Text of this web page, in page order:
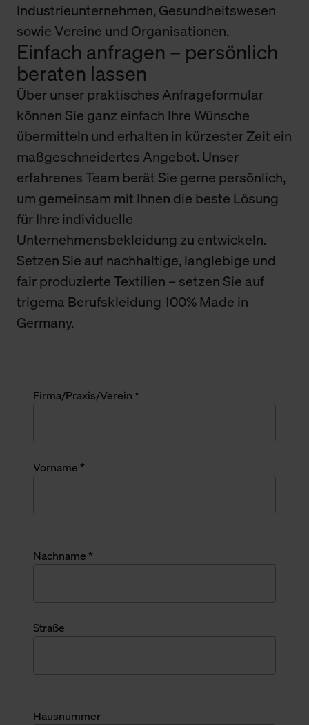
Industrieunternehmen, Gesundheitswesen
sowie Vereine und Organisationen.
Einfach anfragen – persönlich
beraten lassen
Über unser praktisches Anfrageformular
können Sie ganz einfach Ihre Wünsche
übermitteln und erhalten in kürzester Zeit ein
maßgeschneidertes Angebot. Unser
erfahrenes Team berät Sie gerne persönlich,
um gemeinsam mit Ihnen die beste Lösung
für Ihre individuelle
Unternehmensbekleidung zu entwickeln.
Setzen Sie auf nachhaltige, langlebige und
fair produzierte Textilien – setzen Sie auf
trigema Berufskleidung 100% Made in
Germany.
Firma/Praxis/Verein *
Vorname *
Nachname *
Straße
Hausnummer